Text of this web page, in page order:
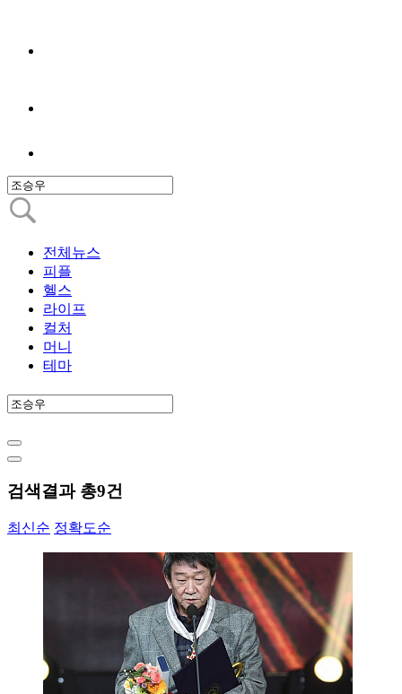
전체뉴스
피플
헬스
라이프
컬처
머니
테마
검색결과 총9건
최신순 정확도순